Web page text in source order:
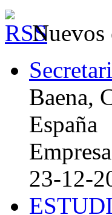
Nuevos
Baena,
España
23-12-